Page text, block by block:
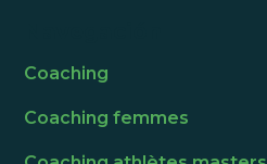
Coaching
Coaching femmes